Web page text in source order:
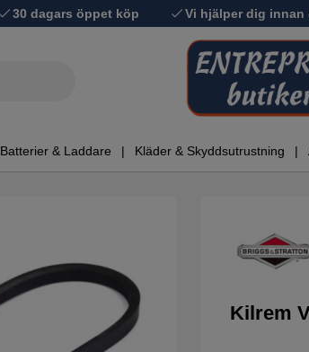
30 dagars öppet köp Vi hjälper dig innan
Batterier & Laddare Kläder & Skyddsutrustning
Kilrem